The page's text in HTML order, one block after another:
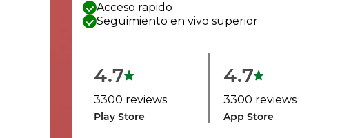
Acceso rapido
Seguimiento en vivo superior
4.7
3300 reviews
Play Store
4.7
3300 reviews
App Store